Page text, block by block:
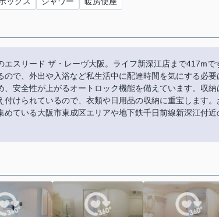
エスリード ザ・レーヴ大阪。ライフ新深江店まで417m
ので、外出や入浴など私生活中に配達時間を気にする必
、安全性が上がるオートロック機能を備えています。収
付けられているので、衣類や日用品の収納に重宝します
めている大阪市東成区エリアや地下鉄千日前線新深江付